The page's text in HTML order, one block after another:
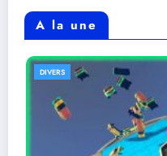
A la une